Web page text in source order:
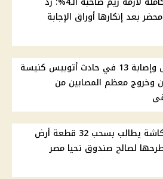
بعد إنكارها أوراق الإجابة
وفاة طفل وإصابة 13 في حادث أتوبيس كنيسة
وخروج معظم المصابين من
توفيق عكاشة يطالب بسحب 32 قطعة أرض
لصالح صندوق تحيا مصر